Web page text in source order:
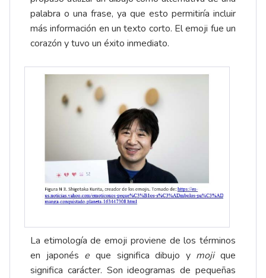
palabra o una frase, ya que esto permitiría incluir
más información en un texto corto. El emoji fue un
corazón y tuvo un éxito inmediato.
La etimología de emoji proviene de los términos
en japonés e que significa dibujo y moji que
significa carácter. Son ideogramas de pequeñas